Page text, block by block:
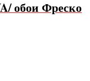
обои Фреско